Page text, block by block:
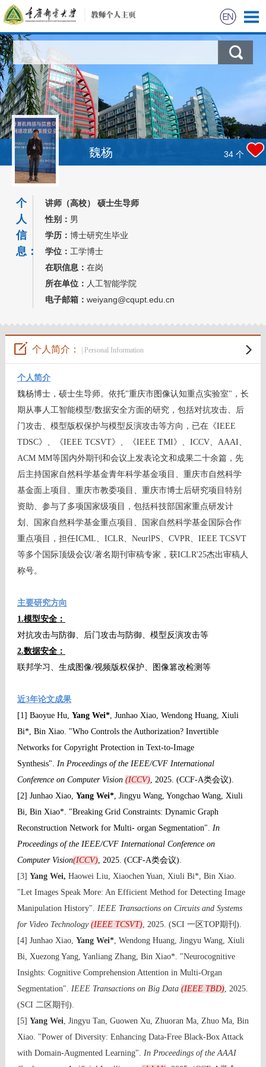
魏杨 34 个
个
人
信
息：
讲师（高校） 硕士生导师
性别： 男
学历： 博士研究生毕业
学位： 工学博士
在职信息： 在岗
所在单位： 人工智能学院
电子邮箱： weiyang@cqupt.edu.cn
个人简介： | Personal Information
个人简介
魏杨博士，硕士生导师。依托"重庆市图像认知重点实验室"，长
期从事人工智能模型/数据安全方面的研究，包括对抗攻击、后
门攻击、模型版权保护与模型反演攻击等方向，已在《IEEE
TDSC》、《IEEE TCSVT》、
《IEEE TMI》、 ICCV、AAAI、
ACM MM等国内外期刊和会议上发表论文和成果二十余篇，先
后主持国家自然科学基金青年科学基金项目、重庆市自然科学
基金面上项目、重庆市教委项目、重庆市博士后研究项目特别
资助、参与了多项国家级项目，包括科技部国家重点研发计
划、国家自然科学基金重点项目、国家自然科学基金国际合作
重点项目，担任ICML、ICLR、NeurlPS、CVPR、IEEE TCSVT
等多个国际顶级会议/著名期刊审稿专家，获ICLR'25杰出审稿人
称号。
主要研究方向
1.模型安全：
对抗攻击与防御、后门攻击与防御、模型反演攻击等
2.数据安全：
联邦学习、生成图像/视频版权保护、图像篡改检测等
近3年论文成果
[1] Baoyue Hu, Yang Wei*, Junhao Xiao, Wendong Huang, Xiuli
Bi*, Bin Xiao. "Who Controls the Authorization? Invertible
Networks for Copyright Protection in Text-to-Image
Synthesis". In Proceedings of the IEEE/CVF International
Conference on Computer Vision (ICCV), 2025. (CCF-A类会议).
[2] Junhao Xiao, Yang Wei*, Jingyu Wang, Yongchao Wang, Xiuli
Bi, Bin Xiao*. "Breaking Grid Constraints: Dynamic Graph
Reconstruction Network for Multi- organ Segmentation". In
Proceedings of the IEEE/CVF International Conference on
Computer Vision(ICCV), 2025. (CCF-A类会议).
[3] Yang Wei, Haowei Liu, Xiaochen Yuan, Xiuli Bi*, Bin Xiao.
"Let Images Speak More: An Efficient Method for Detecting Image
Manipulation History". IEEE Transactions on Circuits and Systems
for Video Technology (IEEE TCSVT), 2025. (SCI 一区TOP期刊).
[4] Junhao Xiao, Yang Wei*, Wendong Huang, Jingyu Wang, Xiuli
Bi, Xuezong Yang, Yanliang Zhang, Bin Xiao*. "Neurocognitive
Insights: Cognitive Comprehension Attention in Multi-Organ
Segmentation". IEEE Transactions on Big Data (IEEE TBD), 2025.
(SCI 二区期刊).
[5] Yang Wei, Jingyu Tan, Guowen Xu, Zhuoran Ma, Zhuo Ma, Bin
Xiao. "Power of Diversity: Enhancing Data-Free Black-Box Attack
with Domain-Augmented Learning". In Proceedings of the AAAI